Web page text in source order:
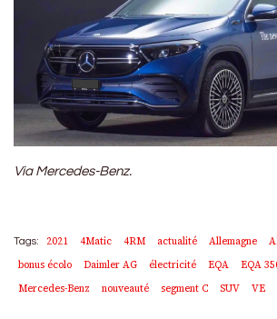
Via Mercedes-Benz.
Tags: 2021 4Matic 4RM actualité Allemagne
bonus écolo
Daimler AG électricité EQA EQA
Mercedes-Benz
nouveauté segment C SUV VE